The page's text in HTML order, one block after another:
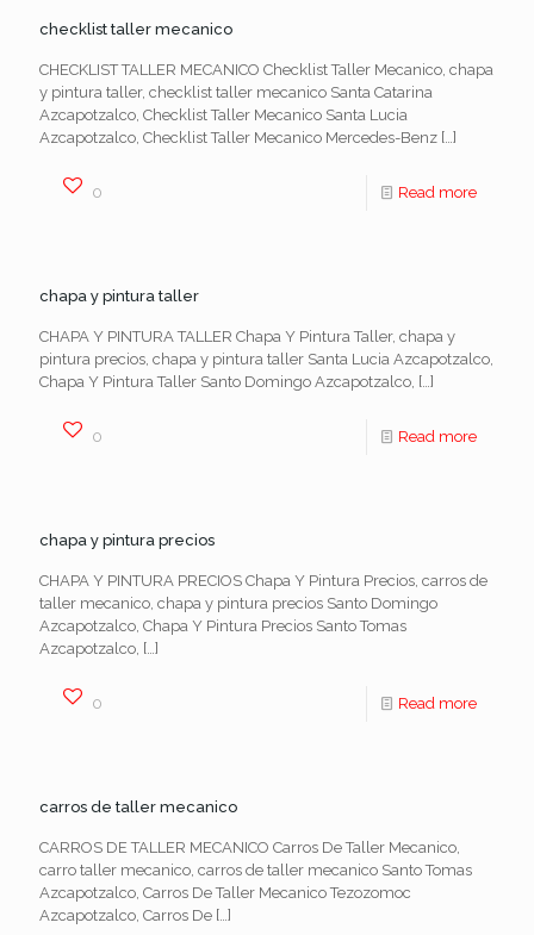
checklist taller mecanico
CHECKLIST TALLER MECANICO Checklist Taller Mecanico, chapa
y pintura taller, checklist taller mecanico Santa Catarina
Azcapotzalco, Checklist Taller Mecanico Santa Lucia
Azcapotzalco, Checklist Taller Mecanico Mercedes-Benz […]
0 Read more
chapa y pintura taller
CHAPA Y PINTURA TALLER Chapa Y Pintura Taller, chapa y
pintura precios, chapa y pintura taller Santa Lucia Azcapotzalco,
Chapa Y Pintura Taller Santo Domingo Azcapotzalco, […]
0 Read more
chapa y pintura precios
CHAPA Y PINTURA PRECIOS Chapa Y Pintura Precios, carros de
taller mecanico, chapa y pintura precios Santo Domingo
Azcapotzalco, Chapa Y Pintura Precios Santo Tomas
Azcapotzalco, […]
0 Read more
carros de taller mecanico
CARROS DE TALLER MECANICO Carros De Taller Mecanico,
carro taller mecanico, carros de taller mecanico Santo Tomas
Azcapotzalco, Carros De Taller Mecanico Tezozomoc
Azcapotzalco, Carros De […]